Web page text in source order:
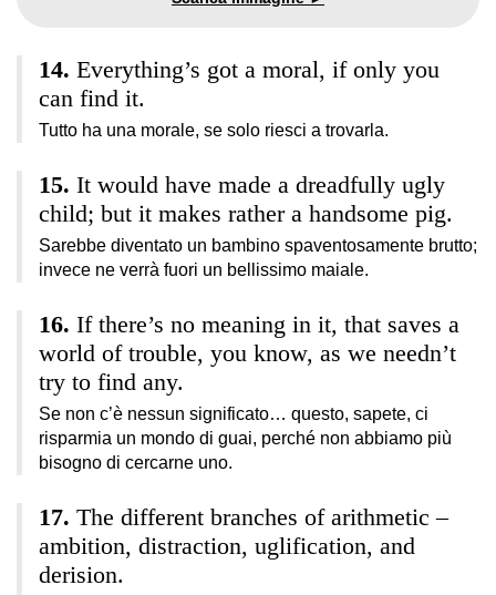
Everything’s got a moral, if only you
can find it.
Tutto ha una morale, se solo riesci a trovarla.
It would have made a dreadfully ugly
child; but it makes rather a handsome pig.
Sarebbe diventato un bambino spaventosamente brutto;
invece ne verrà fuori un bellissimo maiale.
If there’s no meaning in it, that saves a
world of trouble, you know, as we needn’t
try to find any.
Se non c’è nessun significato… questo, sapete, ci
risparmia un mondo di guai, perché non abbiamo più
bisogno di cercarne uno.
The different branches of arithmetic –
ambition, distraction, uglification, and
derision.